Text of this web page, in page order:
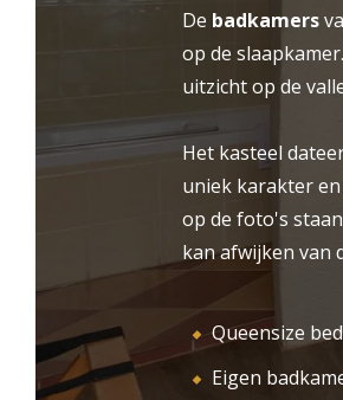
De badkamers
op de
uitzicht op de
Het kasteel
uniek karakter
op de foto's
kan afwijken van
Queensize bed
Eigen